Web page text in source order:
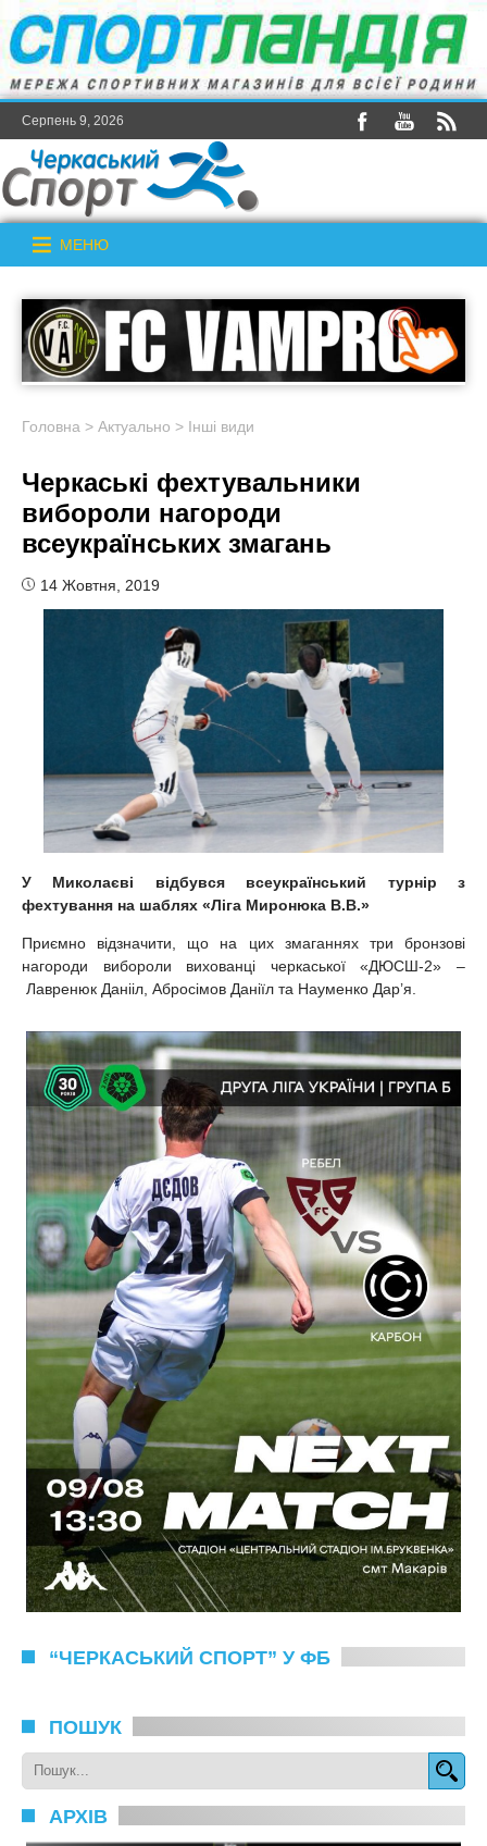
Серпень 9, 2026
МЕНЮ
Головна > Актуально > Інші види
Черкаські фехтувальники
вибороли нагороди
всеукраїнських змагань
14 Жовтня, 2019
У Миколаєві відбувся всеукраїнський турнір з
фехтування на шаблях «Ліга Миронюка В.В.»
Приємно відзначити, що на цих змаганнях три бронзові
нагороди вибороли вихованці черкаської «ДЮСШ-2» –
Лавренюк Данііл, Абросімов Даніїл та Науменко Дар’я.
“ЧЕРКАСЬКИЙ СПОРТ” У ФБ
ПОШУК
АРХІВ